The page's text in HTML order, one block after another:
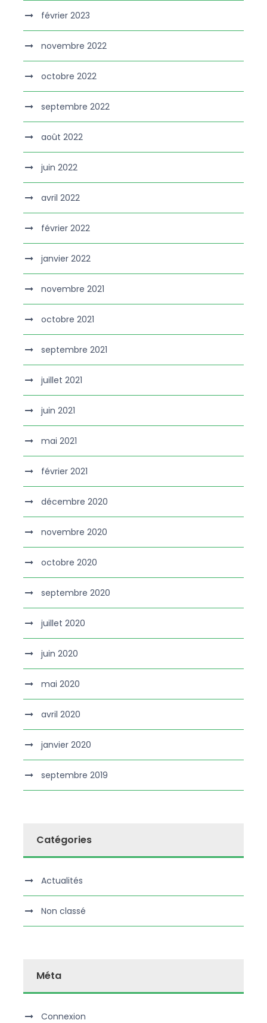
février 2023
novembre 2022
octobre 2022
septembre 2022
août 2022
juin 2022
avril 2022
février 2022
janvier 2022
novembre 2021
octobre 2021
septembre 2021
juillet 2021
juin 2021
mai 2021
février 2021
décembre 2020
novembre 2020
octobre 2020
septembre 2020
juillet 2020
juin 2020
mai 2020
avril 2020
janvier 2020
septembre 2019
Catégories
Actualités
Non classé
Méta
Connexion